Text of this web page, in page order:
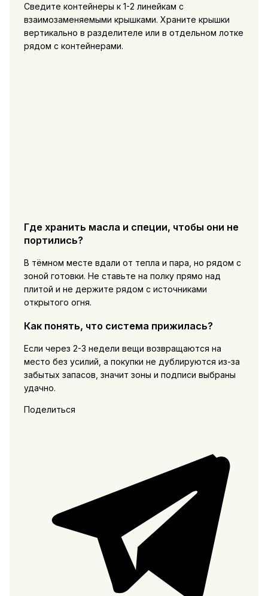
Сведите контейнеры к 1-2 линейкам с
взаимозаменяемыми крышками. Храните крышки
вертикально в разделителе или в отдельном лотке
рядом с контейнерами.
Где хранить масла и специи, чтобы они не
портились?
В тёмном месте вдали от тепла и пара, но рядом с
зоной готовки. Не ставьте на полку прямо над
плитой и не держите рядом с источниками
открытого огня.
Как понять, что система прижилась?
Если через 2-3 недели вещи возвращаются на
место без усилий, а покупки не дублируются из-за
забытых запасов, значит зоны и подписи выбраны
удачно.
Поделиться